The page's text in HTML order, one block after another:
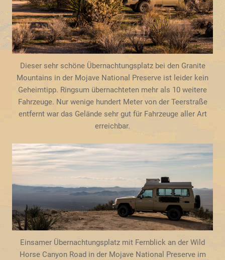
Dieser sehr schöne Übernachtungsplatz bei den Granite
Mountains in der Mojave National Preserve ist leider kein
Geheimtipp. Ringsum übernachteten mehr als 10 weitere
Fahrzeuge. Nur wenige hundert Meter von der Teerstraße
entfernt war das Gelände sehr gut für Fahrzeuge aller Art
erreichbar.
Einsamer Übernachtungsplatz mit Fernblick an der Wild
Horse Canyon Road in der Mojave National Preserve im